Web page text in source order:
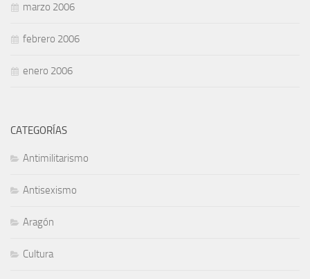
marzo 2006
febrero 2006
enero 2006
CATEGORÍAS
Antimilitarismo
Antisexismo
Aragón
Cultura